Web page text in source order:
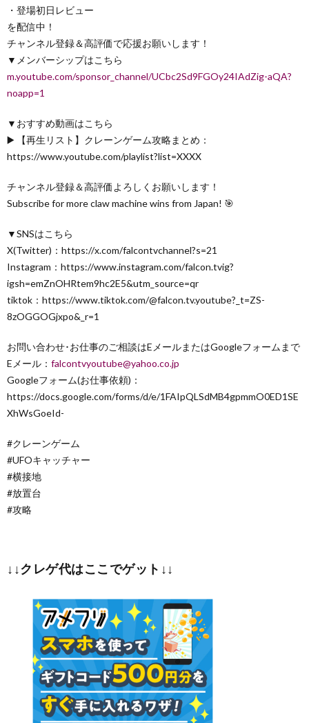
・登場初日レビュー
を配信中！
チャンネル登録＆高評価で応援お願いします！
▼メンバーシップはこちら
m.youtube.com/sponsor_channel/UCbc2Sd9FGOy24IAdZig-aQA?
noapp=1
▼おすすめ動画はこちら
▶️ 【再生リスト】クレーンゲーム攻略まとめ：
https://www.youtube.com/playlist?list=XXXX
チャンネル登録＆高評価よろしくお願いします！
Subscribe for more claw machine wins from Japan! 🎯
▼SNSはこちら
X(Twitter)：https://x.com/falcontvchannel?s=21
Instagram：https://www.instagram.com/falcon.tvig?
igsh=emZnOHRtem9hc2E5&utm_source=qr
tiktok：https://www.tiktok.com/@falcon.tv.youtube?_t=ZS-
8zOGGOGjxpo&_r=1
お問い合わせ･お仕事のご相談はEメールまたはGoogleフォームまで
Eメール： falcontvyoutube@yahoo.co.jp
Googleフォーム(お仕事依頼)：
https://docs.google.com/forms/d/e/1FAIpQLSdMB4gpmmO0ED1SE
XhWsGoeId-
#クレーンゲーム
#UFOキャッチャー
#横接地
#放置台
#攻略
↓↓クレゲ代はここでゲット↓↓